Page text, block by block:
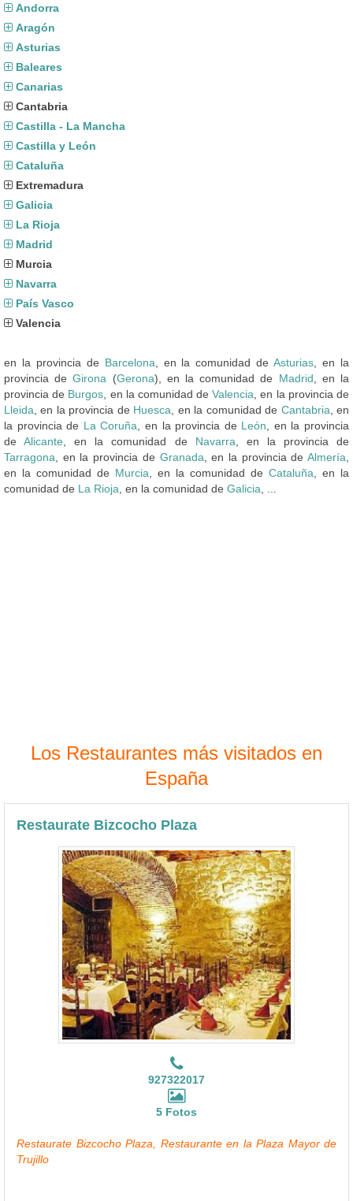
Andorra
Aragón
Asturias
Baleares
Canarias
Cantabria
Castilla - La Mancha
Castilla y León
Cataluña
Extremadura
Galicia
La Rioja
Madrid
Murcia
Navarra
País Vasco
Valencia
en la provincia de Barcelona , en la comunidad deAsturias , en la
provincia deGirona (Gerona), en la comunidad de Madrid , en la
provincia de Burgos , en la comunidad deValencia , en la provincia de
Lleida , en la provincia de Huesca , en la comunidad de Cantabria , en
la provincia de La Coruña , en la provincia de León , en la provincia
deAlicante , en la comunidad de Navarra , en la provincia de
Tarragona , en la provincia de Granada , en la provincia de Almería
en la comunidad de Murcia , en la comunidad de Cataluña , en la
comunidad de La Rioja , en la comunidad de Galicia
Los Restaurantes más visitados en
España
Restaurate Bizcocho Plaza
927322017
5 Fotos
Restaurate Bizcocho Plaza, Restaurante en la Plaza Mayor de
Trujillo